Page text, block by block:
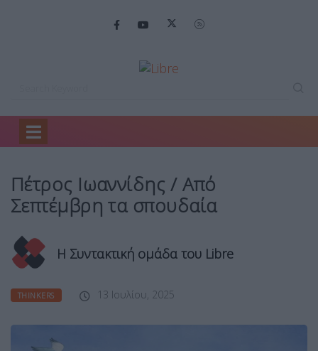
Home
Πέτρος Ιωαννίδης / Από
Σεπτέμβρη τα σπουδαία
Η Συντακτική ομάδα του Libre
THINKERS 13 Ιουλίου, 2025